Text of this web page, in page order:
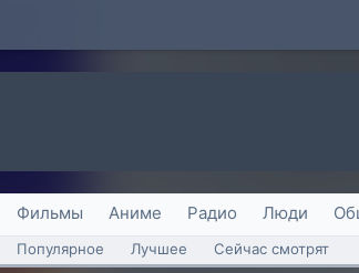
Фильмы Аниме Радио Люди
Популярное Лучшее Сейчас смотрят